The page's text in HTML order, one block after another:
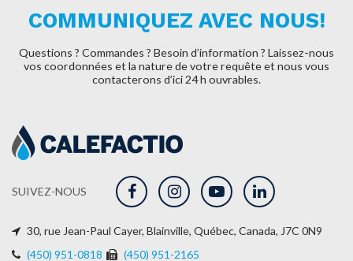
COMMUNIQUEZ AVEC NOUS!
Questions ? Commandes ? Besoin d’information ? Laissez-nous
vos coordonnées et la nature devotre requête et nous vous
contacterons d’ici 24 h ouvrables.
SUIVEZ-NOUS
30, rue Jean-Paul Cayer, Blainville, Québec, Canada, J7C 0N9
(450) 951-0818
(450) 951-2165